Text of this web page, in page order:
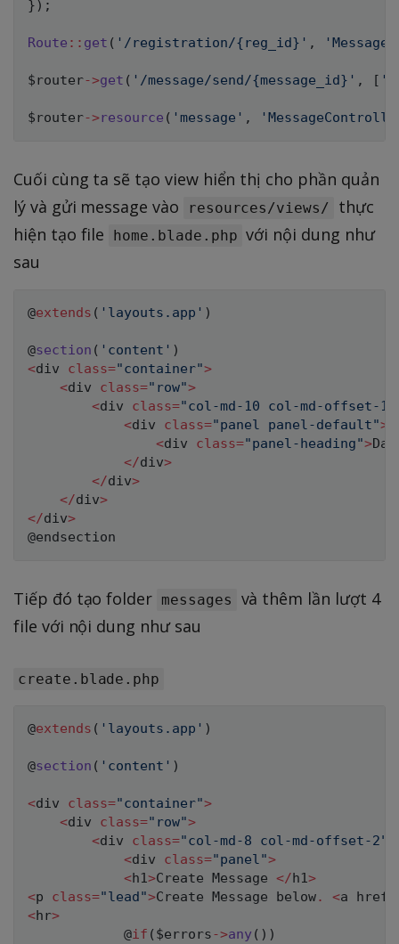
} ) ;
Route :: get ( '/registration/{reg_id}' ,
$router->get ( '/message/send/{message_id}' , [
$router->resource ( 'message' ,
Cuối cùng ta sẽ tạo view hiển thị cho phần quản
lý và gửi message vào
resources/views/
thực
hiện tạo file
home.blade.php với nội dung như
sau
@extends ( 'layouts.app' )
@section ( 'content' )
<div class="container">
<div class="row">
<div class="col-md-10 col-md-offset-1"
<div class="panel panel-default">
<div class="panel-heading">
</div>
</div>
</div>
</div>
Tiếp đó tạo folder messages
và thêm lần lượt 4
file với nội dung như sau
create.blade.php
@extends ( 'layouts.app' )
@section ( 'content' )
<div class="container">
<div class="row">
<div class="col-md-8 col-md-offset-2"
<div class="panel">
<h1>Create Message </h1>
<p class="lead">Create Message below. <a href
<hr>
            @
if ( $errors->any ( ) )